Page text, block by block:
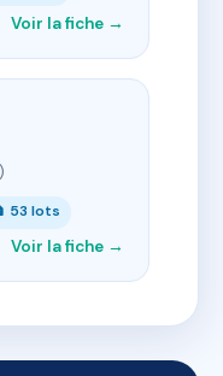
Voir la fiche →
53 lots
Voir la fiche →